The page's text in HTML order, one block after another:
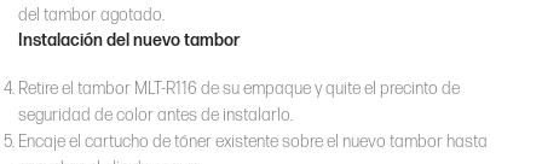
del tambor agotado.
Instalación del nuevo tambor
Retire el tambor MLT-R116 de su empaque y quite el precinto de
seguridad de color antes de instalarlo.
Encaje el cartucho de tóner existente sobre el nuevo tambor hasta